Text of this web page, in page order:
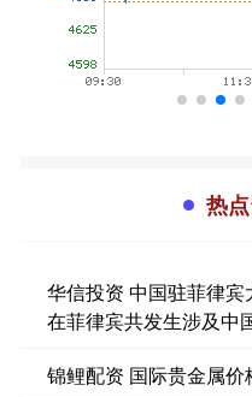
热
华信投资 中国驻菲律宾
在菲律宾共发生涉及中
锦鲤配资 国际贵金属价